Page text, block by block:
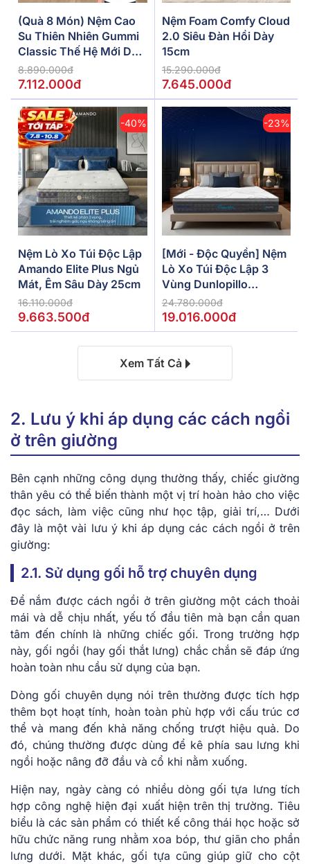
(Quà 8 Món) Nệm Cao
Su Thiên Nhiên Gummi
Classic Thế Hệ Mới Dày
5/10/15cm
8.890.000đ
7.112.000đ
Nệm Foam Comfy Cloud
2.0 Siêu Đàn Hồi Dày
15cm
15.290.000đ
7.645.000đ
-40%
Nệm Lò Xo Túi Độc Lập
Amando Elite Plus Ngủ
Mát, Êm Sâu Dày 25cm
16.110.000đ
9.663.500đ
-23%
[Mới - Độc Quyền] Nệm
Lò Xo Túi Độc Lập 3
Vùng Dunlopillo
De.Stress Powerful
24.780.000đ
19.016.000đ
Xem Tất Cả
2. Lưu ý khi áp dụng các cách ngồi
ở trên giường
Bên cạnh những công dụng thường thấy, chiếc giường
thân yêu có thể biến thành một vị trí hoàn hảo cho việc
đọc sách, làm việc cũng như học tập, giải trí,… Dưới
đây là một vài lưu ý khi áp dụng các cách ngồi ở trên
giường:
2.1. Sử dụng gối hỗ trợ chuyên dụng
Để nắm được cách ngồi ở trên giường một cách thoải
mái và dễ chịu nhất, yếu tố đầu tiên mà bạn cần quan
tâm đến chính là những chiếc gối. Trong trường hợp
này, gối ngồi (hay gối thắt lưng) chắc chắn sẽ đáp ứng
hoàn toàn nhu cầu sử dụng của bạn.
Dòng gối chuyên dụng nói trên thường được tích hợp
thêm bọt hoạt tính, hoàn toàn phù hợp với cấu trúc cơ
thể và mang đến khả năng chống trượt hiệu quả. Do
đó, chúng thường được dùng để kê phía sau lưng khi
ngồi hoặc nâng đỡ đầu và cổ khi nằm xuống.
Hiện nay, ngày càng có nhiều dòng gối tựa lưng tích
hợp công nghệ hiện đại xuất hiện trên thị trường. Tiêu
biểu là các sản phẩm có thiết kế công thái học hoặc sở
hữu chức năng rung nhằm xoa bóp, thư giãn cho phần
lưng dưới. Mặt khác, gối tựa cũng giúp giữ cho cột